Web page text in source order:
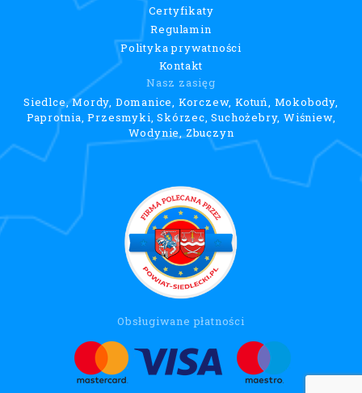
Certyfikaty
Regulamin
Polityka prywatności
Kontakt
Nasz zasięg
Siedlce, Mordy, Domanice, Korczew, Kotuń, Mokobody,
Paprotnia, Przesmyki, Skórzec, Suchożebry, Wiśniew,
Wodynie, Zbuczyn
Obsługiwane płatności